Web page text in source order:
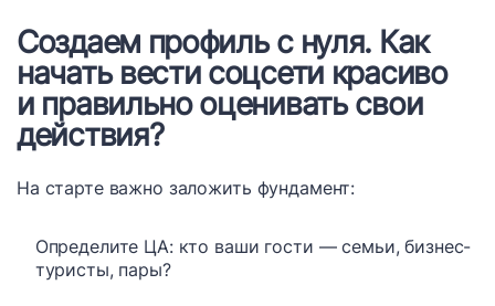
Создаем профиль с нуля. Как
начать вести соцсети красиво
и правильно оценивать свои
действия?
На старте важно заложить фундамент:
Определите ЦА: кто ваши гости — семьи, бизнес-
туристы, пары?